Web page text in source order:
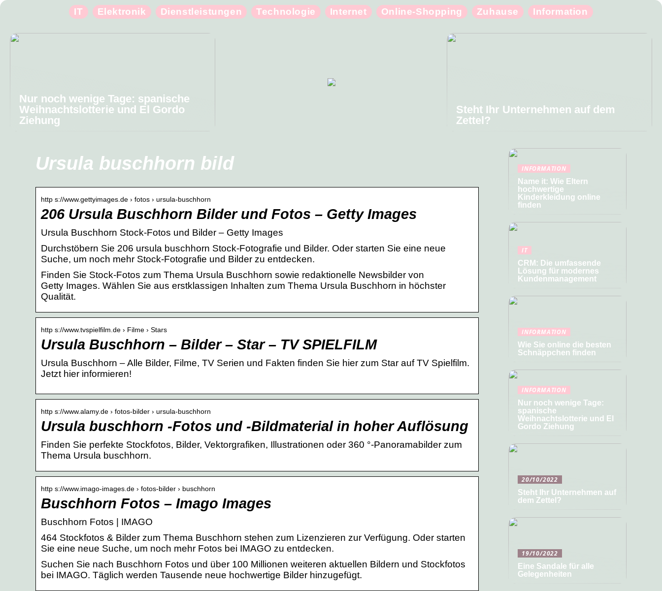
IT Elektronik Dienstleistungen Technologie Internet Online-Shopping Zuhause Information
Nur noch wenige Tage: spanische
Weihnachtslotterie und El Gordo
Ziehung
Steht Ihr Unternehmen auf dem
Zettel?
Ursula buschhorn bild
http s://www.gettyimages.de › fotos › ursula-buschhorn
206 Ursula Buschhorn Bilder und Fotos – Getty Images
Ursula Buschhorn Stock-Fotos und Bilder – Getty Images
Durchstöbern Sie 206 ursula buschhorn Stock-Fotografie und Bilder. Oder starten Sie eine neue
Suche, um noch mehr Stock-Fotografie und Bilder zu entdecken.
Finden Sie Stock-Fotos zum Thema Ursula Buschhorn sowie redaktionelle Newsbilder von
Getty Images. Wählen Sie aus erstklassigen Inhalten zum Thema Ursula Buschhorn in höchster
Qualität.
http s://www.tvspielfilm.de › Filme › Stars
Ursula Buschhorn – Bilder – Star – TV SPIELFILM
Ursula Buschhorn – Alle Bilder, Filme, TV Serien und Fakten finden Sie hier zum Star auf TV Spielfilm.
Jetzt hier informieren!
http s://www.alamy.de › fotos-bilder › ursula-buschhorn
Ursula buschhorn -Fotos und -Bildmaterial in hoher Auflösung
Finden Sie perfekte Stockfotos, Bilder, Vektorgrafiken, Illustrationen oder 360 °-Panoramabilder zum
Thema Ursula buschhorn.
http s://www.imago-images.de › fotos-bilder › buschhorn
Buschhorn Fotos – Imago Images
Buschhorn Fotos | IMAGO
464 Stockfotos & Bilder zum Thema Buschhorn stehen zum Lizenzieren zur Verfügung. Oder starten
Sie eine neue Suche, um noch mehr Fotos bei IMAGO zu entdecken.
Suchen Sie nach Buschhorn Fotos und über 100 Millionen weiteren aktuellen Bildern und Stockfotos
bei IMAGO. Täglich werden Tausende neue hochwertige Bilder hinzugefügt.
INFORMATION
Name it: Wie Eltern
hochwertige
Kinderkleidung online
finden
IT
CRM: Die umfassende
Lösung für modernes
Kundenmanagement
INFORMATION
Wie Sie online die besten
Schnäppchen finden
INFORMATION
Nur noch wenige Tage:
spanische
Weihnachtslotterie und El
Gordo Ziehung
20/10/2022
Steht Ihr Unternehmen auf
dem Zettel?
19/10/2022
Eine Sandale für alle
Gelegenheiten